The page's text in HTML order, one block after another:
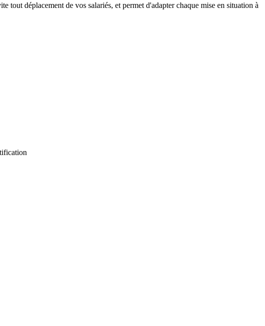
tout déplacement de vos salariés, et permet d'adapter chaque mise en situation à